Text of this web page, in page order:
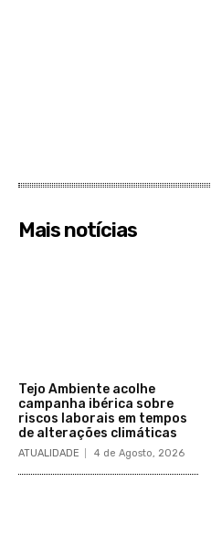
Mais notícias
Tejo Ambiente acolhe
campanha ibérica sobre
riscos laborais em tempos
de alterações climáticas
ATUALIDADE 4 de Agosto, 2026